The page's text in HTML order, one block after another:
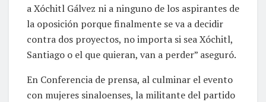
a Xóchitl Gálvez ni a ninguno de los aspirantes de
la oposición porque finalmente se va a decidir
contra dos proyectos, no importa si sea Xóchitl,
Santiago o el que quieran, van a perder” aseguró.
En Conferencia de prensa, al culminar el evento
con mujeres sinaloenses, la militante del partido